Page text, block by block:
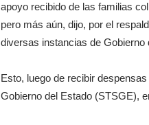
apoyo recibido de las familias
pero más aún, dijo, por el
diversas instancias de Gobierno
Esto, luego de recibir
Gobierno del Estado (STSGE),